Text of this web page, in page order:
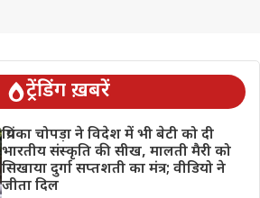
ट्रेंडिंग ख़बरें
प्रियंका चोपड़ा ने विदेश में भी बेटी को दी
भारतीय संस्कृति की सीख, मालती मैरी को
सिखाया दुर्गा सप्तशती का मंत्र; वीडियो ने
जीता दिल